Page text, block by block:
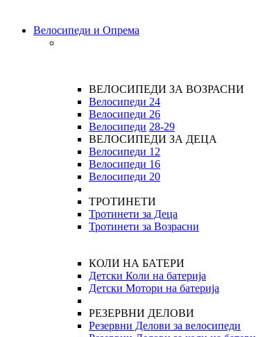
Велосипеди и Опрема
ВЕЛОСИПЕДИ ЗА ВОЗРАСНИ
Велосипеди 24
Велосипеди 26
Велосипеди 28-29
ВЕЛОСИПЕДИ ЗА ДЕЦА
Велосипеди 12
Велосипеди 16
Велосипеди 20
ТРОТИНЕТИ
Тротинети за Деца
Тротинети за Возрасни
КОЛИ НА БАТЕРИ
Детски Коли на батерија
Детски Мотори на батерија
РЕЗЕРВНИ ДЕЛОВИ
Резервни Делови за велосипеди